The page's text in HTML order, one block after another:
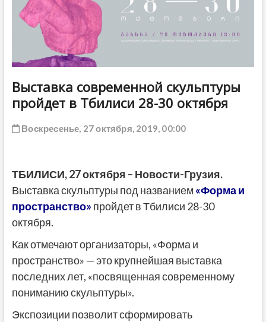
Выставка современной скульптуры
пройдет в Тбилиси 28-30 октября
Воскресенье, 27 октября, 2019, 00:00
ТБИЛИСИ, 27 октября – Новости-Грузия.
Выставка скульптуры под названием«Форма и
пространство» пройдет в Тбилиси 28-30
октября.
Как отмечают организаторы, «Форма и
пространство» — это крупнейшая выставка
последних лет, «посвященная современному
пониманию скульптуры».
Экспозиции позволит сформировать